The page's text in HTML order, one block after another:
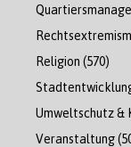
Religion (570)
Umweltschutz &
Veranstaltung